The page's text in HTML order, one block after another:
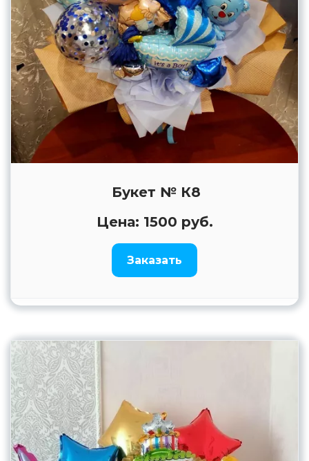
Букет № К8
Цена: 1500 руб.
Заказать